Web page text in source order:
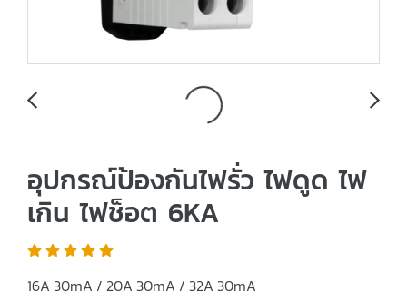
อุปกรณ์ป้องกันไฟรั่ว ไฟดูด ไฟ
เกิน ไฟช็อต 6KA
16A 30mA / 20A 30mA / 32A 30mA